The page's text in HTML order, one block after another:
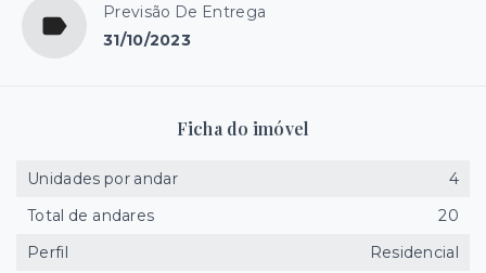
Previsão De Entrega
31/10/2023
Ficha do imóvel
Unidades por andar
4
Total de andares
20
Perfil
Residencial